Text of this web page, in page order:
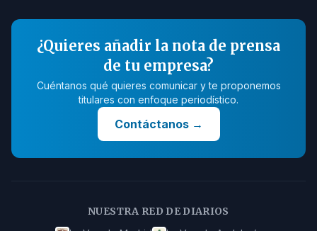
¿Quieres añadir la nota de prensa
de tu empresa?
Cuéntanos qué quieres comunicar y te proponemos
titulares con enfoque periodístico.
Contáctanos→
NUESTRA RED DE DIARIOS